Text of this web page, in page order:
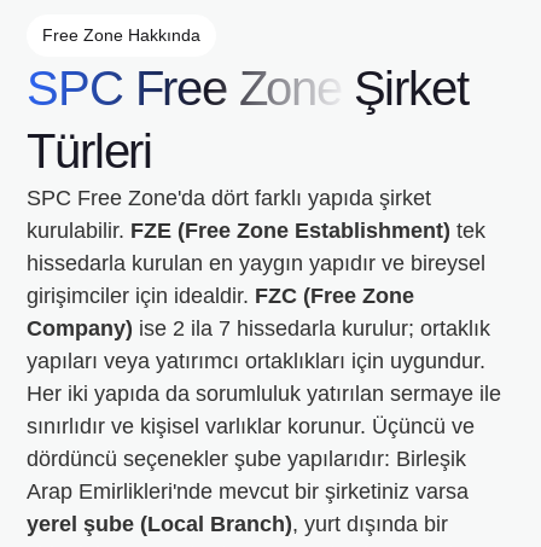
Free Zone Hakkında
SPC Free Zone Şirket
Türleri
SPC Free Zone'da dört farklı yapıda şirket
kurulabilir. FZE (Free Zone Establishment) tek
hissedarla kurulan en yaygın yapıdır ve bireysel
girişimciler için idealdir. FZC (Free Zone
Company) ise 2 ila 7 hissedarla kurulur; ortaklık
yapıları veya yatırımcı ortaklıkları için uygundur.
Her iki yapıda da sorumluluk yatırılan sermaye ile
sınırlıdır ve kişisel varlıklar korunur. Üçüncü ve
dördüncü seçenekler şube yapılarıdır: Birleşik
Arap Emirlikleri'nde mevcut bir şirketiniz varsa
yerel şube (Local Branch), yurt dışında bir